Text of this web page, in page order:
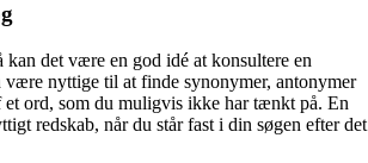
kan det være en god idé at konsultere en
nyttige til at finde synonymer, antonymer
et ord, som du muligvis ikke har tænkt på. En
redskab, når du står fast i din søgen efter det